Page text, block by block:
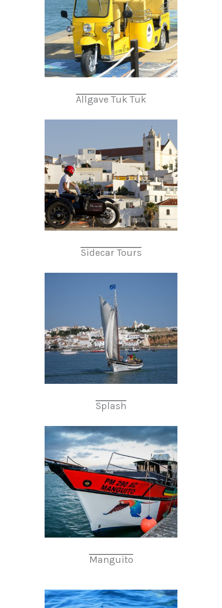
Allgave Tuk Tuk
Sidecar Tours
Splash
Manguito